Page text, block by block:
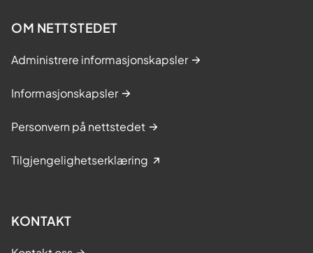
OM NETTSTEDET
Administrere informasjonskapsler
Informasjonskapsler
Personvern på nettstedet
Tilgjengelighetserklæring
KONTAKT